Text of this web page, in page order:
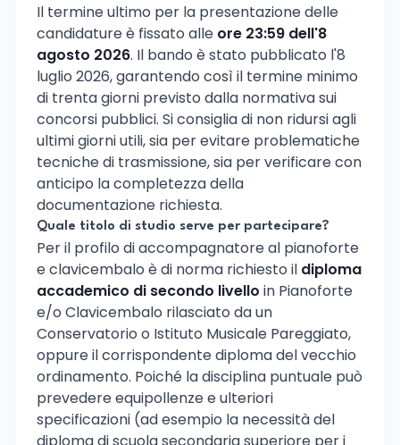
Il termine ultimo per la presentazione delle
candidature è fissato alle ore 23:59 dell'8
agosto 2026. Il bando è stato pubblicato l'8
luglio 2026, garantendo così il termine minimo
di trenta giorni previsto dalla normativa sui
concorsi pubblici. Si consiglia di non ridursi agli
ultimi giorni utili, sia per evitare problematiche
tecniche di trasmissione, sia per verificare con
anticipo la completezza della
documentazione richiesta.
Quale titolo di studio serve per partecipare?
Per il profilo di accompagnatore al pianoforte
e clavicembalo è di norma richiesto il diploma
accademico di secondo livello in Pianoforte
e/o Clavicembalo rilasciato da un
Conservatorio o Istituto Musicale Pareggiato,
oppure il corrispondente diploma del vecchio
ordinamento. Poiché la disciplina puntuale può
prevedere equipollenze e ulteriori
specificazioni (ad esempio la necessità del
diploma di scuola secondaria superiore per i